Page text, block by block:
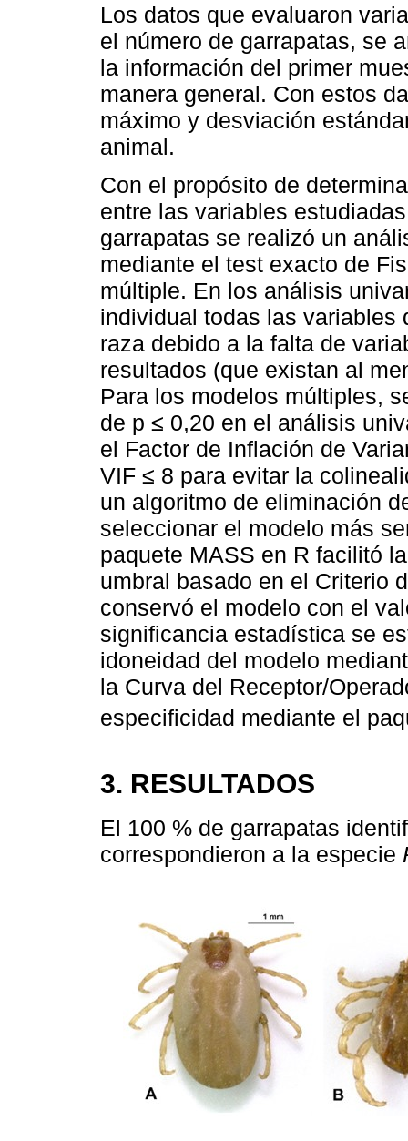
Los datos que evaluaron
el número de garrapatas, se
la información del primer
manera general. Con estos
máximo y desviación
animal.
Con el propósito de
entre las variables
garrapatas se realizó un
mediante el test exacto de
múltiple. En los análisis
individual todas las variables
raza debido a la falta de
resultados (que existan al
Para los modelos múltiples,
de p ≤ 0,20 en el análisis
el Factor de Inflación de
VIF ≤ 8 para evitar la
un algoritmo de eliminación
seleccionar el modelo más
paquete MASS en R facilitó
umbral basado en el Criterio
conservó el modelo con el
significancia estadística se
idoneidad del modelo
la Curva del Receptor/
especificidad mediante el
3. RESULTADOS
El 100 % de garrapatas
correspondieron a la especie